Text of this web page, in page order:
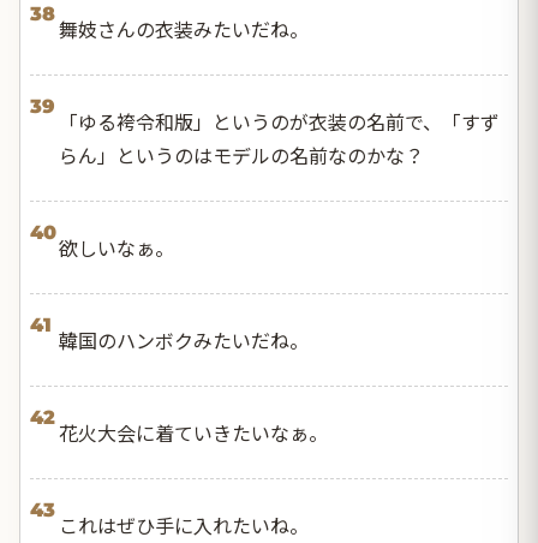
38
舞妓さんの衣装みたいだね。
39
「ゆる袴令和版」というのが衣装の名前で、「すず
らん」というのはモデルの名前なのかな？
40
欲しいなぁ。
41
韓国のハンボクみたいだね。
42
花火大会に着ていきたいなぁ。
43
これはぜひ手に入れたいね。